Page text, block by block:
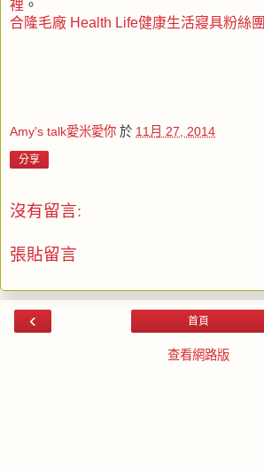
裡 。
合隆毛廠 Health Life健康生活寢具粉絲團
Amy's talk愛米愛你 於 11月 27, 2014
分享
沒有留言:
張貼留言
‹ 首頁
查看網路版